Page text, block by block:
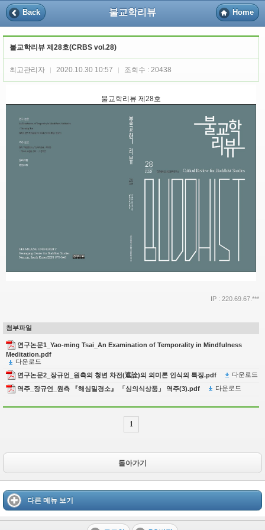
Back 불교학리뷰 Home
불교학리뷰 제28호(CRBS vol.28)
최고관리자 2020.10.30 10:57 조회수 : 20438
불교학리뷰 제28호
IP : 220.69.67.***
첨부파일
연구논문1_Yao-ming Tsai_An Examination of Temporality in Mindfulness
Meditation.pdf
다운로드
연구논문2_장규언_원측의 청변 차전(遮詮)의 의미론 인식의 특징.pdf
다운로드
역주_장규언_원측 『해심밀경소』 「심의식상품」 역주(3).pdf
다운로드
1
돌아가기
다른 메뉴 보기